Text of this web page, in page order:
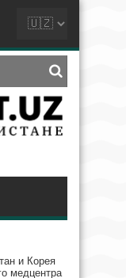
и Корея
медцентра